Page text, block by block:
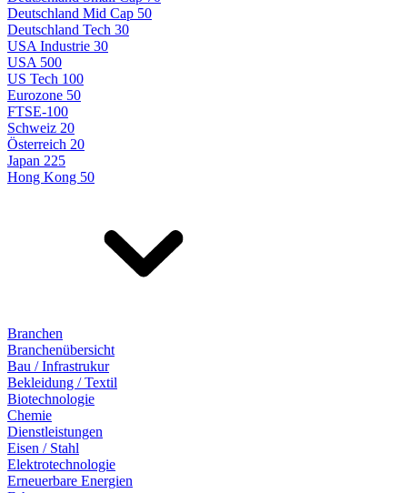
Deutschland Mid Cap 50
Deutschland Tech 30
USA Industrie 30
USA 500
US Tech 100
Eurozone 50
FTSE-100
Schweiz 20
Österreich 20
Japan 225
Hong Kong 50
Branchen
Branchenübersicht
Bau / Infrastrukur
Bekleidung / Textil
Biotechnologie
Chemie
Dienstleistungen
Eisen / Stahl
Elektrotechnologie
Erneuerbare Energien